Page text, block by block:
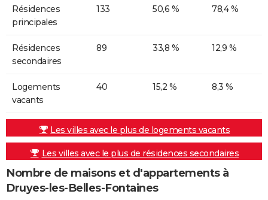
Résidences
principales
133 50,6 % 78,4 %
Résidences
secondaires
89 33,8 % 12,9 %
Logements
vacants
40 15,2 % 8,3 %
Les villes avec le plus de logements vacants
Les villes avec le plus de résidences secondaires
Nombre de maisons et d'appartements à
Druyes-les-Belles-Fontaines